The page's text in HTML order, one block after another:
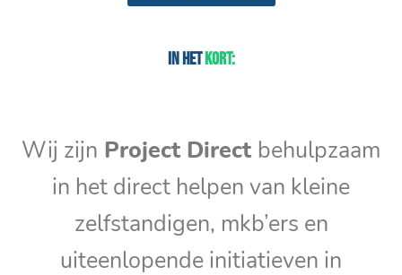
In hetkort:
Wij zijn Project Direct behulpzaam
in het direct helpen van kleine
zelfstandigen, mkb’ers en
uiteenlopende initiatieven in